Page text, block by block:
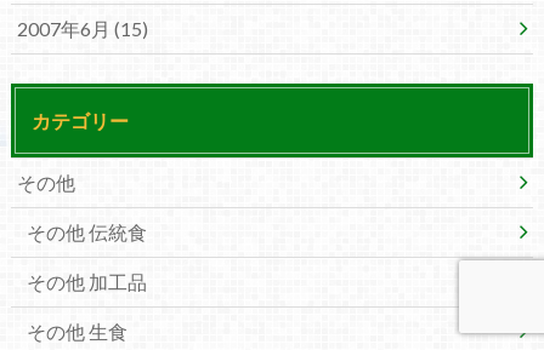
2007年6月 (15)
カテゴリー
その他
その他 伝統食
その他 加工品
その他 生食